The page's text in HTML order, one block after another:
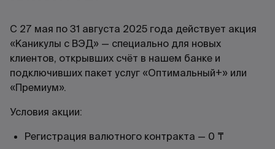
С 27 мая по 31 августа 2025 года действует акция
«Каникулы с ВЭД» — специально для новых
клиентов, открывших счёт в нашем банке и
подключивших пакет услуг «Оптимальный+» или
«Премиум».
Условия акции:
Регистрация валютного контракта — 0 ₸